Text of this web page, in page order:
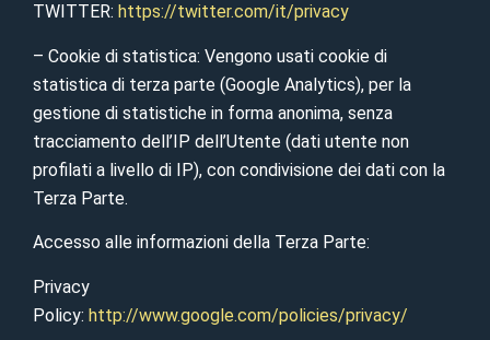
TWITTER: https://twitter.com/it/privacy
– Cookie di statistica: Vengono usati cookie di
statistica di terza parte (Google Analytics), per la
gestione di statistiche in forma anonima, senza
tracciamento dell’IP dell’Utente (dati utente non
profilati a livello di IP), con condivisione dei dati con la
Terza Parte.
Accesso alle informazioni della Terza Parte:
Privacy
Policy: http://www.google.com/policies/privacy/